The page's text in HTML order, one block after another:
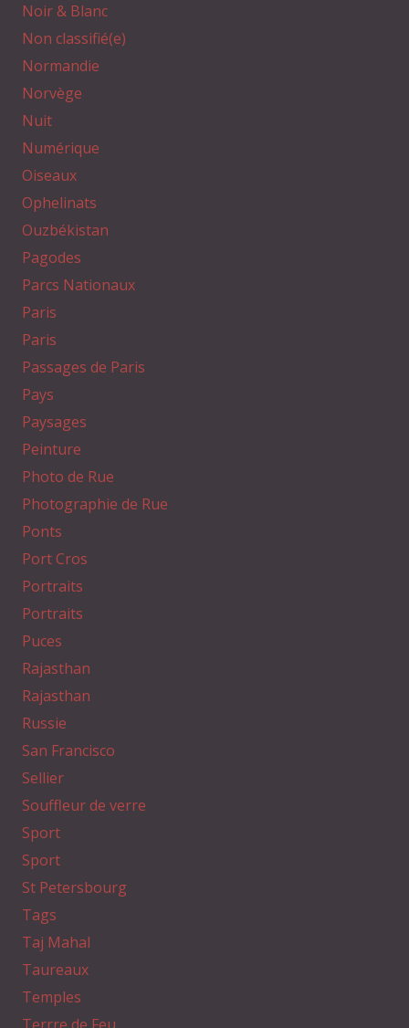
Noir & Blanc
Non classifié(e)
Normandie
Norvège
Nuit
Numérique
Oiseaux
Ophelinats
Ouzbékistan
Pagodes
Parcs Nationaux
Paris
Paris
Passages de Paris
Pays
Paysages
Peinture
Photo de Rue
Photographie de Rue
Ponts
Port Cros
Portraits
Portraits
Puces
Rajasthan
Rajasthan
Russie
San Francisco
Sellier
Souffleur de verre
Sport
Sport
St Petersbourg
Tags
Taj Mahal
Taureaux
Temples